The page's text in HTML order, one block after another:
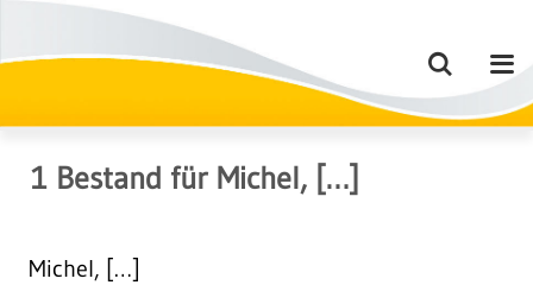
1 Bestand für Michel, […]
Michel, […]